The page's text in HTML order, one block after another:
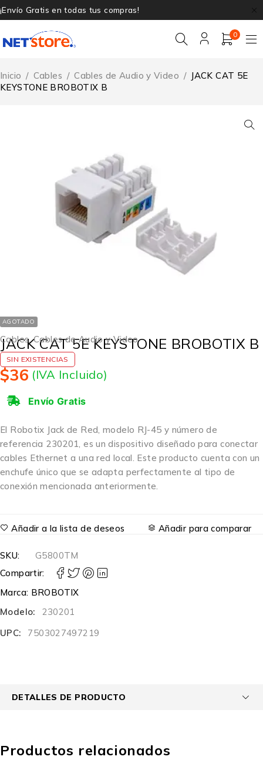
¡Envío Gratis en todas tus compras!
0
Inicio / Cables / Cables de Audio y Video / JACK CAT 5E
KEYSTONE BROBOTIX B
AGOTADO
Cables,Cables de Audio y Video
JACK CAT 5E KEYSTONE BROBOTIX B
SIN EXISTENCIAS
$36 (IVA Incluido)
Envío Gratis
El Robotix Jack de Red, modelo RJ-45 y número de
referencia 230201, es un dispositivo diseñado para conectar
cables Ethernet a una red local. Este producto cuenta con un
enchufe único que se adapta perfectamente al tipo de
conexión mencionada anteriormente.
Añadir a la lista de deseos Añadir para comparar
SKU:
G5800TM
Compartir:
Marca: BROBOTIX
Modelo:
230201
UPC:
7503027497219
DETALLES DE PRODUCTO
Productos relacionados